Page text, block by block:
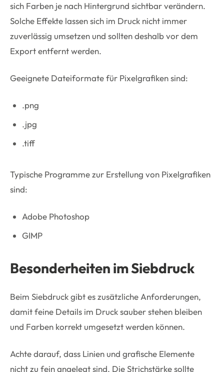
sich Farben je nach Hintergrund sichtbar verändern.
Solche Effekte lassen sich im Druck nicht immer
zuverlässig umsetzen und sollten deshalb vor dem
Export entfernt werden.
Geeignete Dateiformate für Pixelgrafiken sind:
.png
.jpg
.tiff
Typische Programme zur Erstellung von Pixelgrafiken
sind:
Adobe Photoshop
GIMP
Besonderheiten im Siebdruck
Beim Siebdruck gibt es zusätzliche Anforderungen,
damit feine Details im Druck sauber stehen bleiben
und Farben korrekt umgesetzt werden können.
Achte darauf, dass Linien und grafische Elemente
nicht zu fein angelegt sind. Die Strichstärke sollte